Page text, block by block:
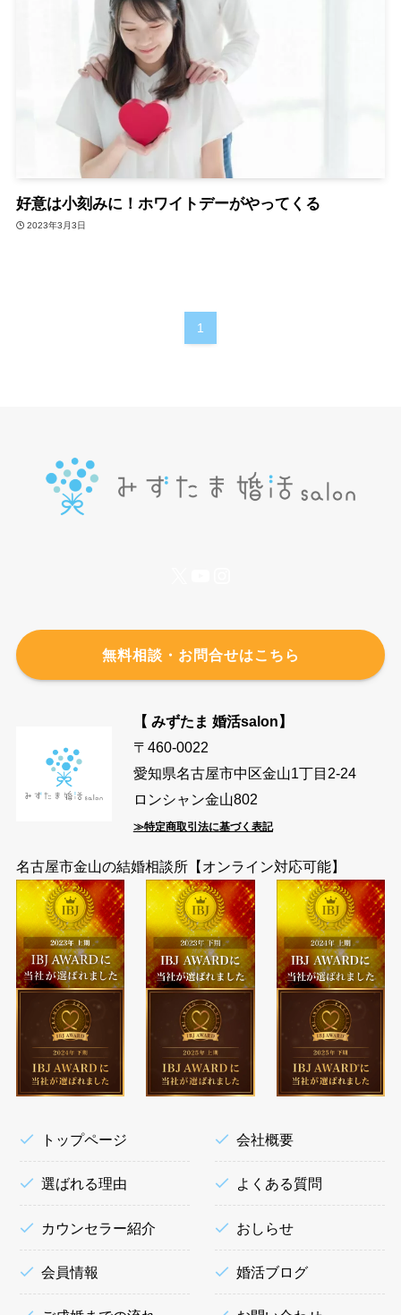
好意は小刻みに！ホワイトデーがやってくる
2023年3月3日
1
無料相談・お問合せはこちら
【 みずたま 婚活salon】
〒460-0022
愛知県名古屋市中区金山1丁目2-24
ロンシャン金山802
≫特定商取引法に基づく表記
名古屋市金山の結婚相談所【オンライン対応可能】
トップページ
選ばれる理由
カウンセラー紹介
会員情報
会社概要
よくある質問
おしらせ
婚活ブログ